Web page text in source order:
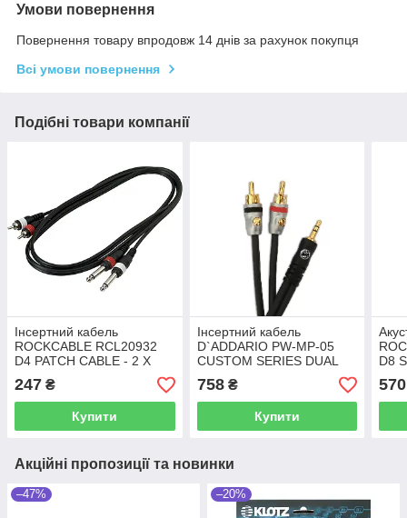
Умови повернення
Повернення товару впродовж 14 днів за рахунок покупця
Всі умови повернення
Подібні товари компанії
Інсертний кабель
ROCKCABLE RCL20932
D4 PATCH CABLE - 2 X
RCA TO 2 X TS JACK
(1.5M)
247 ₴
Купити
Інсертний кабель
D`ADDARIO PW-MP-05
CUSTOM SERIES DUAL
RCA TO 3.5 STEREO MINI
JACK CABLE (1.5M)
758₴
Купити
D8
570
Акційні пропозиції та новинки
–47% –20%